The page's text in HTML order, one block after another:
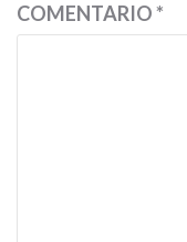
COMENTARIO*